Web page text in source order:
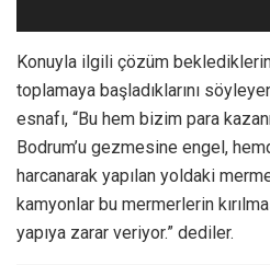
Konuyla ilgili çözüm
toplamaya başladıklarını
esnafı, “Bu hem bizim para
Bodrum’u gezmesine engel,
harcanarak yapılan yoldaki
kamyonlar bu mermerlerin
yapıya zarar veriyor.” dediler.